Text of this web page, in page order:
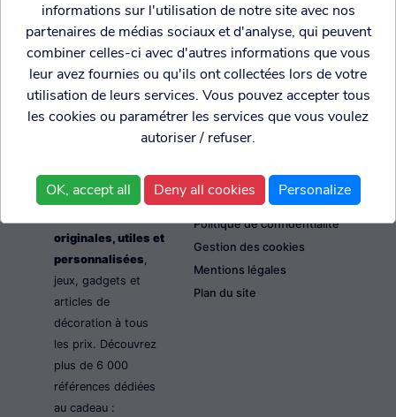
boutique
spécialisée dans
originales, utiles et
personnalisées,
jeux, gadgets et
articles de
décoration à tous
les prix. Découvrez
plus de 6 000
références dédiées
au cadeau :
Conditions générales de
Politique de confidentialité
Gestion des cookies
Mentions légales
Plan du site
informations sur l'utilisation de notre site avec nos
partenaires de médias sociaux et d'analyse, qui peuvent
combiner celles-ci avec d'autres informations que vous
leur avez fournies ou qu'ils ont collectées lors de votre
utilisation de leurs services. Vous pouvez accepter tous
les cookies ou paramétrer les services que vous voulez
autoriser / refuser.
OK, accept all Deny all cookies Personalize